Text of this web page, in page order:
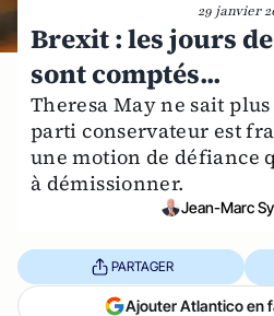
29 janvier
Brexit : les jours
sont comptés...
Theresa May ne sait
parti conservateur est
une motion de défiance
à démissionner.
Jean-Marc
PARTAGER
Ajouter Atlantico en